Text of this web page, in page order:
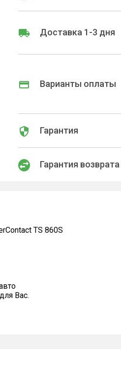
Доставка 1-3 дня
Варианты оплаты
Гарантия
Гарантия возврата
TS 860S
Вас.